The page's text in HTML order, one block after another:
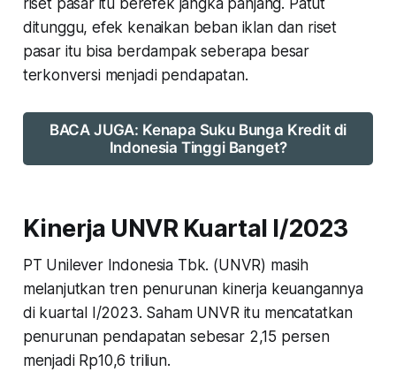
ditunggu, efek kenaikan beban iklan dan riset
pasar itu bisa berdampak seberapa besar
terkonversi menjadi pendapatan.
BACA JUGA: Kenapa Suku Bunga Kredit di
Indonesia Tinggi Banget?
Kinerja UNVR Kuartal I/2023
PT Unilever Indonesia Tbk. (UNVR) masih
melanjutkan tren penurunan kinerja keuangannya
di kuartal I/2023. Saham UNVR itu mencatatkan
penurunan pendapatan sebesar 2,15 persen
menjadi Rp10,6 triliun.